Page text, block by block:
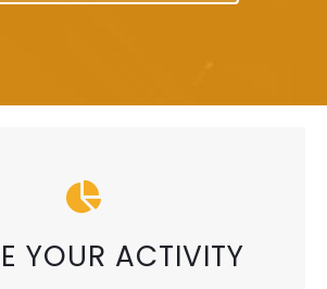
YOUR ACTIVITY